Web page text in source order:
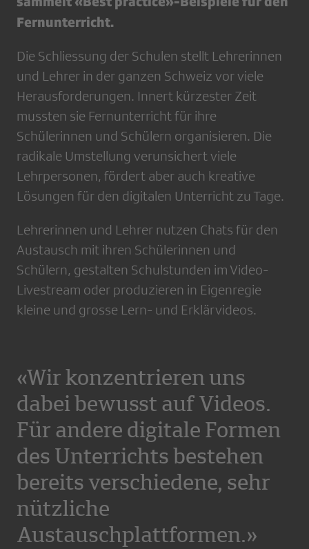
Fernunterricht.
Die Schliessung der Schulen stellt Lehrerinnen
und Lehrer in der ganzen Schweiz vor viele
Herausforderungen. Innert kürzester Zeit
mussten sie Fernunterricht für ihre
Schülerinnen und Schülern organisieren. Die
radikale Umstellung verunsichert viele
Lehrpersonen, fördert aber auch kreative
Lösungen für den digitalen Unterricht zu Tage.
Lehrerinnen und Lehrer nutzen Chats für den
Austausch mit ihren Schülerinnen und
Schülern, gestalten Schulstunden im Video-
Livestream oder produzieren in Eigenregie
kleine und grosse Lern- und Erklärvideos.
«Wir konzentrieren uns
dabei bewusst auf Videos.
Für andere digitale Formen
des Unterrichts bestehen
bereits verschiedene, sehr
nützliche
Austauschplattformen.»